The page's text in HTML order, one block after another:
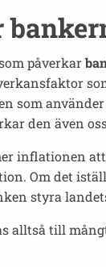
påverkar
som
den även
inflationen
Om det
styra
alltså till